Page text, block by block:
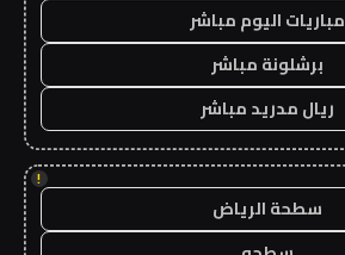
مباريات اليوم مباشر
برشلونة مباشر
ريال مدريد مباشر
!
سطحة الرياض